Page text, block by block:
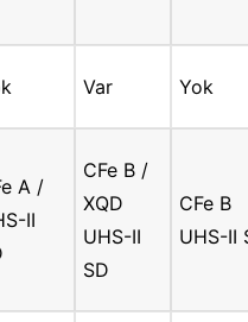
Var Yok
A /
II
CFe B /
XQD
UHS-II
SD
CFe B
UHS-II